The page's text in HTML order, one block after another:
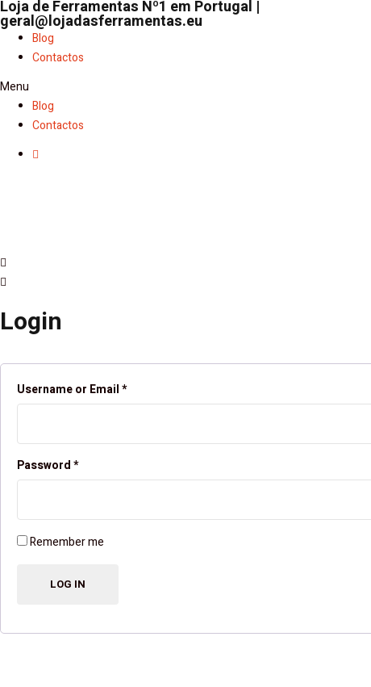
Loja de Ferramentas Nº1 em Portugal |
geral@lojadasferramentas.eu
Blog
Contactos
Menu
Blog
Contactos
Login
Username or Email*
Password*
Remember me